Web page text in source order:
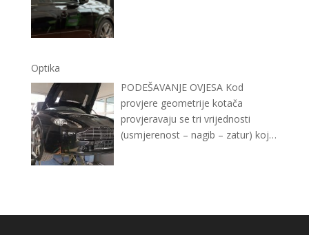
Optika
PODEŠAVANJE OVJESA Kod
provjere geometrije kotača
provjeravaju se tri vrijednosti
(usmjerenost – nagib – zatur) koje